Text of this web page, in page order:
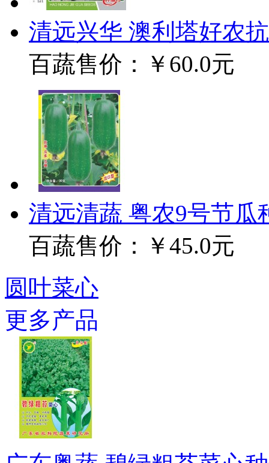
清远兴华 澳利塔好农
百蔬售价：
￥60.0元
清远清蔬 粤农9号节瓜
百蔬售价：
￥45.0元
圆叶菜心
更多产品